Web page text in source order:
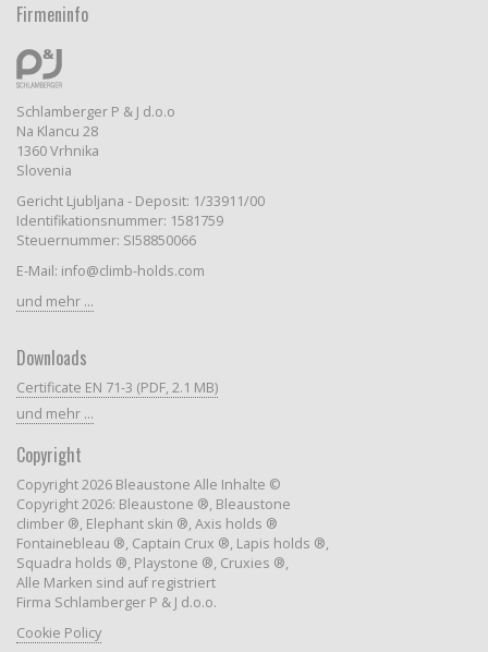
Firmeninfo
Schlamberger P & J d.o.o
Na Klancu 28
1360 Vrhnika
Slovenia
Gericht Ljubljana - Deposit: 1/33911/00
Identifikationsnummer: 1581759
Steuernummer: SI58850066
E-Mail: info@climb-holds.com
und mehr ...
Downloads
Certificate EN 71-3 (PDF, 2.1 MB)
und mehr ...
Copyright
Copyright 2026 Bleaustone Alle Inhalte ©
Copyright 2026: Bleaustone ®, Bleaustone
climber ®, Elephant skin ®, Axis holds ®
Fontainebleau ®, Captain Crux ®, Lapis holds ®,
Squadra holds ®, Playstone ®, Cruxies ®,
Alle Marken sind auf registriert
Firma Schlamberger P & J d.o.o.
Cookie Policy